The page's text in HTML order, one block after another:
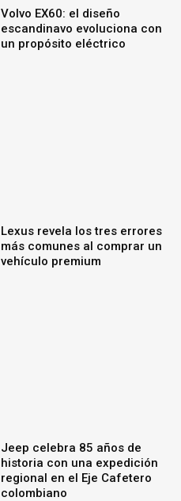
Volvo EX60: el diseño
escandinavo evoluciona con
un propósito eléctrico
Lexus revela los tres errores
más comunes al comprar un
vehículo premium
Jeep celebra 85 años de
historia con una expedición
regional en el Eje Cafetero
colombiano